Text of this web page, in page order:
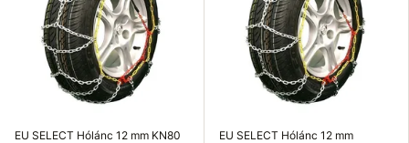
EU SELECT Hólánc 12 mm KN80
EU SELECT Hólánc 12 mm